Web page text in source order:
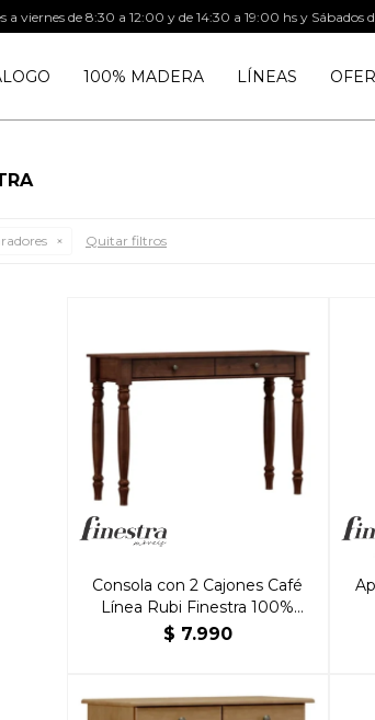
100% MADERA LÍNEAS
a viernes de 8:30 a 12:00 y de 14:30 a 19:00 hs y Sábados
Quitar filtros
Consola con 2 Cajones Café
Línea Rubi Finestra 100%
Madera Maciza
$ 7.990